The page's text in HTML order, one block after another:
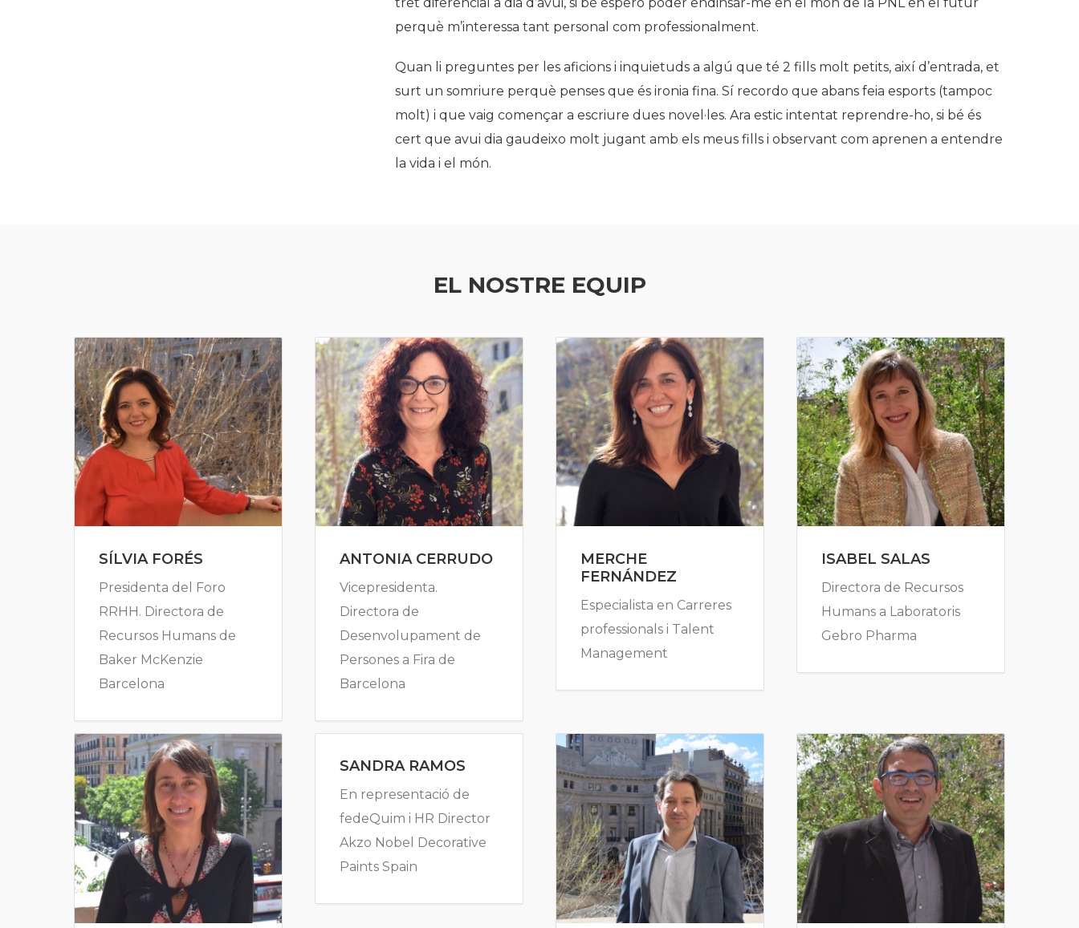
perquè m’interessa tant personal com professionalment.
Quan li preguntes per les aficions i inquietuds a algú que té 2 fills molt petits, així d’entrada, et
surt un somriure perquè penses que és ironia fina. Sí recordo que abans feia esports (tampoc
molt) i que vaig començar a escriure dues novel·les. Ara estic intentat reprendre-ho, si bé és
cert que avui dia gaudeixo molt jugant amb els meus fills i observant com aprenen a entendre
la vida i el món.
EL NOSTRE EQUIP
SÍLVIA FORÉS
Presidenta del Foro
RRHH. Directora de
Recursos Humans de
Baker McKenzie
Barcelona
ANTONIA CERRUDO
Vicepresidenta.
Directora de
Desenvolupament de
Persones a Fira de
Barcelona
MERCHE
FERNÁNDEZ
Especialista en Carreres
professionals i Talent
Management
ISABEL SALAS
Directora de Recursos
Humans a Laboratoris
Gebro Pharma
SANDRA RAMOS
En representació de
fedeQuim i HR Director
Akzo Nobel Decorative
Paints Spain